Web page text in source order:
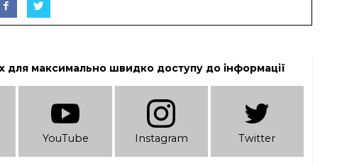
для максимально швидко доступу до інформації
YouTube Instagram Twitter